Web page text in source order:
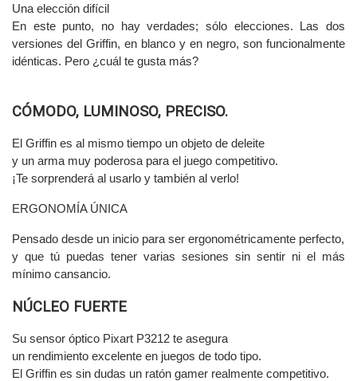
Una elección difícil
En este punto, no hay verdades; sólo elecciones. Las dos
versiones del Griffin, en blanco y en negro, son funcionalmente
idénticas. Pero ¿cuál te gusta más?
CÓMODO, LUMINOSO, PRECISO.
El Griffin es al mismo tiempo un objeto de deleite
y un arma muy poderosa para el juego competitivo.
¡Te sorprenderá al usarlo y también al verlo!
ERGONOMÍA ÚNICA
Pensado desde un inicio para ser ergonométricamente perfecto,
y que tú puedas tener varias sesiones sin sentir ni el más
mínimo cansancio.
NÚCLEO FUERTE
Su sensor óptico Pixart P3212 te asegura
un rendimiento excelente en juegos de todo tipo.
El Griffin es sin dudas un ratón gamer realmente competitivo.